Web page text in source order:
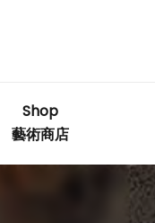
Shop
藝術商店